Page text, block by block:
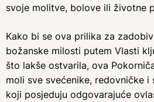
svoje molitve, bolove ili životne
Kako bi se ova prilika za
božanske milosti putem Vlasti
što lakše ostvarila, ova
moli sve svećenike, redovničke i
koji posjeduju odgovarajuće